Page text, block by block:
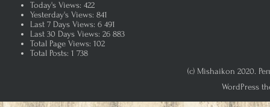
Today's Views: 422
Yesterday's Views: 841
Last 7 Days Views: 6 491
Last 30 Days Views: 26 883
Total Page Views: 102
Total Posts: 1 738
(c) Mishaikon 2020.
WordPress